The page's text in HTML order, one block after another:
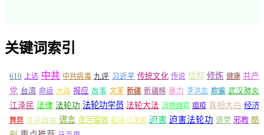
关键词索引
610 上访 中共 中共病毒 九评 习近平 传统文化 传说 信仰 修炼 健康 共产
党 台湾 命运 大选 报应 故事 文革 新疆 新疆棉 暴力 李洪志 欺骗 武汉肺炎
江泽民 法律 法轮功 法轮功学员 法轮大法 活摘器官 瘟疫 真相大白 经济
舞弊 言论自由 谎言 贪污腐败 起诉江泽民 迫害 迫害法轮功 退党 邪教 酷